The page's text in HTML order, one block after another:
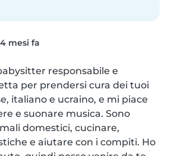
4 mesi fa
responsabile e
per prendersi cura dei tuoi
italiano e ucraino, e mi piace
e suonare musica. Sono
domestici, cucinare,
e aiutare con i compiti. Ho